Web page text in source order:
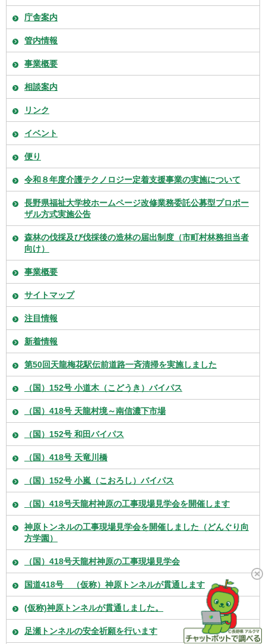
庁舎案内
管内情報
事業概要
相談案内
リンク
イベント
便り
令和８年度介護テクノロジー定着支援事業の実施について
長野県福祉大学校ホームページ改修業務委託公募型プロポー
ザル方式実施公告
森林の伐採及び伐採後の造林の届出制度（市町村林務担当者
向け）
事業概要
サイトマップ
注目情報
新着情報
第50回天龍梅花駅伝前道路一斉清掃を実施しました
（国）152号 小道木（こどうき）バイパス
（国）418号 天龍村境～南信濃下市場
（国）152号 和田バイパス
（国）418号 天竜川橋
（国）152号 小嵐（こおろし）バイパス
（国）418号天龍村神原の工事現場見学会を開催します
神原トンネルの工事現場見学会を開催しました（どんぐり向
方学園）
（国）418号天龍村神原の工事現場見学会
国道418号 （仮称）神原トンネルが貫通します
(仮称)神原トンネルが貫通しました。
足瀬トンネルの安全祈願を行います